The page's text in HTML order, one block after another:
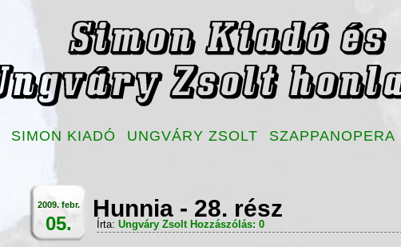
SIMON KIADÓ UNGVÁRY ZSOLT SZAPPANOPERA
2009. febr.
05.
Hunnia - 28. rész
Írta: Ungváry Zsolt Hozzászólás: 0